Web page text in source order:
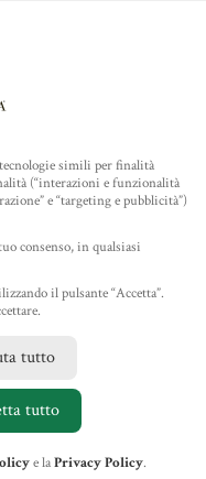
simili per finalità
(“interazioni e funzionalità
e “targeting e pubblicità”)
consenso, in qualsiasi
il pulsante “Accetta”.
tutto
tutto
e laPrivacy Policy.